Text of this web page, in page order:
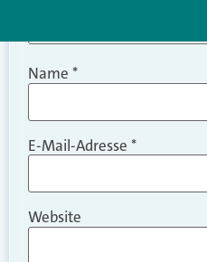
Name *
E-Mail-Adresse *
Website